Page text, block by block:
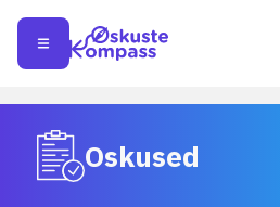
Oskused